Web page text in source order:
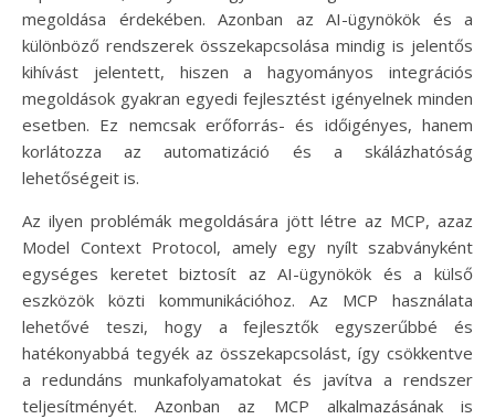
megoldása érdekében. Azonban az AI-ügynökök és a
különböző rendszerek összekapcsolása mindig is jelentős
kihívást jelentett, hiszen a hagyományos integrációs
megoldások gyakran egyedi fejlesztést igényelnek minden
esetben. Ez nemcsak erőforrás- és időigényes, hanem
korlátozza az automatizáció és a skálázhatóság
lehetőségeit is.
Az ilyen problémák megoldására jött létre az MCP, azaz
Model Context Protocol, amely egy nyílt szabványként
egységes keretet biztosít az AI-ügynökök és a külső
eszközök közti kommunikációhoz. Az MCP használata
lehetővé teszi, hogy a fejlesztők egyszerűbbé és
hatékonyabbá tegyék az összekapcsolást, így csökkentve
a redundáns munkafolyamatokat és javítva a rendszer
teljesítményét. Azonban az MCP alkalmazásának is